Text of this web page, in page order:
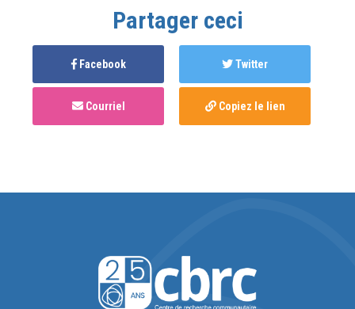
Partager ceci
Facebook Twitter
Courriel Copiez le lien